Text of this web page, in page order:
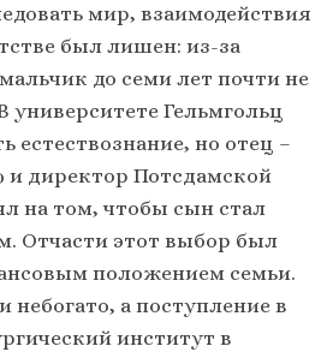
мир, взаимодействия
был лишен: из-за
до семи лет почти не
университете Гельмгольц
естествознание, но отец –
директор Потсдамской
на том, чтобы сын стал
Отчасти этот выбор был
положением семьи.
а поступление в
институт в